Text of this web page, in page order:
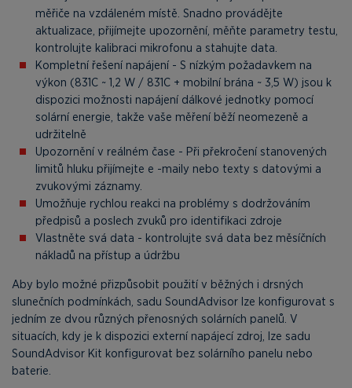
měřiče na vzdáleném místě. Snadno provádějte
aktualizace, přijímejte upozornění, měňte parametry testu,
kontrolujte kalibraci mikrofonu a stahujte data.
Kompletní řešení napájení - S nízkým požadavkem na
výkon (831C ~ 1,2 W / 831C + mobilní brána ~ 3,5 W) jsou k
dispozici možnosti napájení dálkové jednotky pomocí
solární energie, takže vaše měření běží neomezeně a
udržitelně
Upozornění v reálném čase - Při překročení stanovených
limitů hluku přijímejte e -maily nebo texty s datovými a
zvukovými záznamy.
Umožňuje rychlou reakci na problémy s dodržováním
předpisů a poslech zvuků pro identifikaci zdroje
Vlastněte svá data - kontrolujte svá data bez měsíčních
nákladů na přístup a údržbu
Aby bylo možné přizpůsobit použití v běžných i drsných
slunečních podmínkách, sadu SoundAdvisor lze konfigurovat s
jedním ze dvou různých přenosných solárních panelů. V
situacích, kdy je k dispozici externí napájecí zdroj, lze sadu
SoundAdvisor Kit konfigurovat bez solárního panelu nebo
baterie.